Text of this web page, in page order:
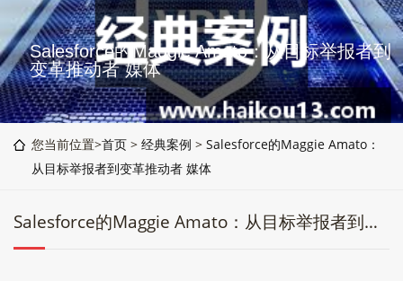
Salesforce的Maggie Amato：从目标举报者到
变革推动者 媒体
您当前位置>首页 > 经典案例 > Salesforce的Maggie Amato：
从目标举报者到变革推动者 媒体
Salesforce的Maggie Amato：从目标举报者到变革推动者 媒体